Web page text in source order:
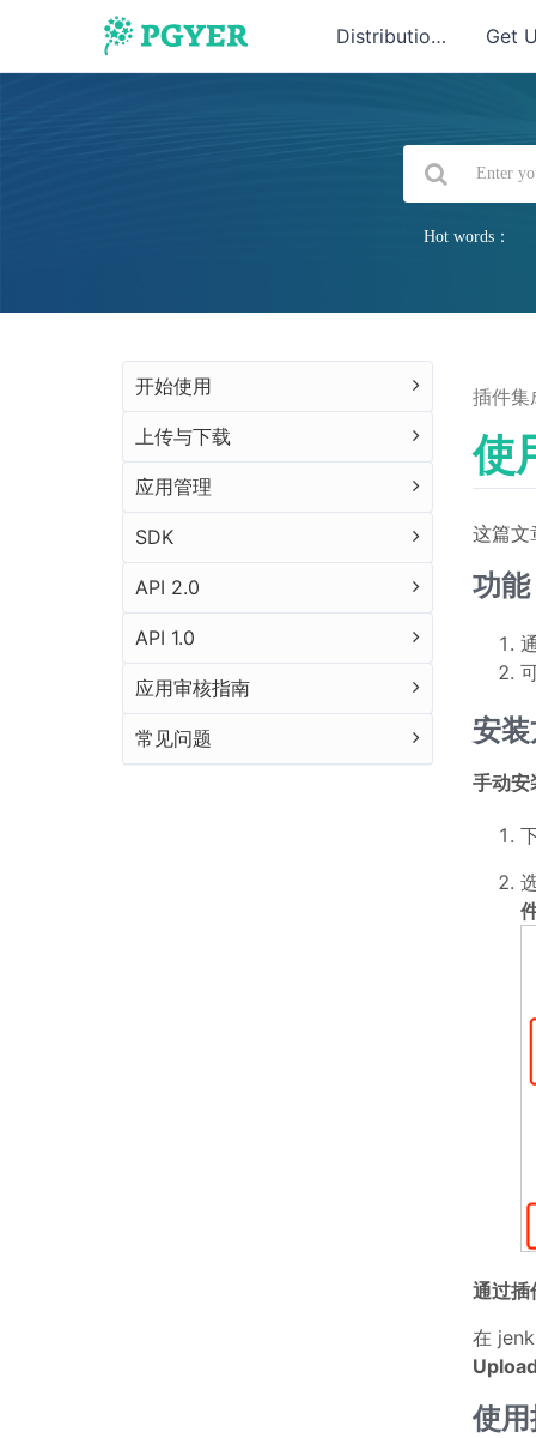
Distribution Get
Hot words：
开始使用
上传与下载
应用管理
SDK
API 2.0
API 1.0
应用审核指南
常见问题
插件集
使
这篇
功能
安
手动安
通过插
在
使